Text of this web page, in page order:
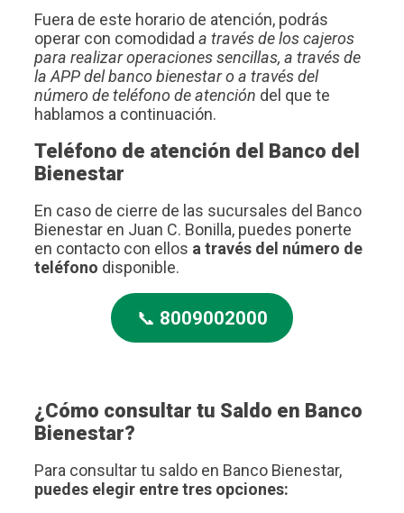
Fuera de este horario de atención, podrás
operar con comodidad a través de los cajeros
para realizar operaciones sencillas, a través de
la APP del banco bienestar o a través del
número de teléfono de atención del que te
hablamos a continuación.
Teléfono de atención del Banco del
Bienestar
En caso de cierre de las sucursales del Banco
Bienestar en Juan C. Bonilla, puedes ponerte
en contacto con ellos a través del número de
teléfono disponible.
📞 8009002000
¿Cómo consultar tu Saldo en Banco
Bienestar?
Para consultar tu saldo en Banco Bienestar,
puedes elegir entre tres opciones: